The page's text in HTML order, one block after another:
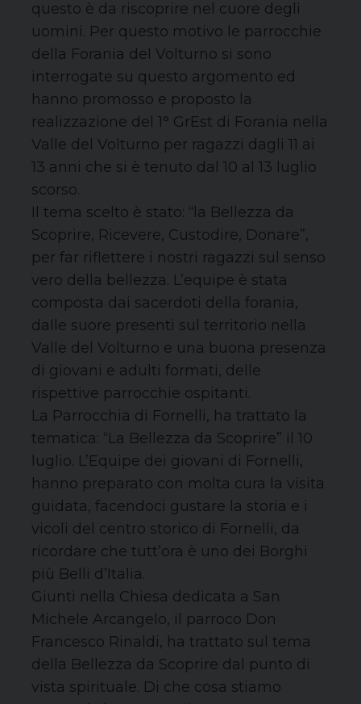
questo è da riscoprire nel cuore degli
uomini. Per questo motivo le parrocchie
della Forania del Volturno si sono
interrogate su questo argomento ed
hanno promosso e proposto la
realizzazione del 1° GrEst di Forania nella
Valle del Volturno per ragazzi dagli 11 ai
13 anni che si è tenuto dal 10 al 13 luglio
scorso.
Il tema scelto è stato: “la Bellezza da
Scoprire, Ricevere, Custodire, Donare”,
per far riflettere i nostri ragazzi sul senso
vero della bellezza. L’equipe è stata
composta dai sacerdoti della forania,
dalle suore presenti sul territorio nella
Valle del Volturno e una buona presenza
di giovani e adulti formati, delle
rispettive parrocchie ospitanti.
La Parrocchia di Fornelli, ha trattato la
tematica: “La Bellezza da Scoprire” il 10
luglio. L’Equipe dei giovani di Fornelli,
hanno preparato con molta cura la visita
guidata, facendoci gustare la storia e i
vicoli del centro storico di Fornelli, da
ricordare che tutt’ora è uno dei Borghi
più Belli d’Italia.
Giunti nella Chiesa dedicata a San
Michele Arcangelo, il parroco Don
Francesco Rinaldi, ha trattato sul tema
della Bellezza da Scoprire dal punto di
vista spirituale. Di che cosa stiamo